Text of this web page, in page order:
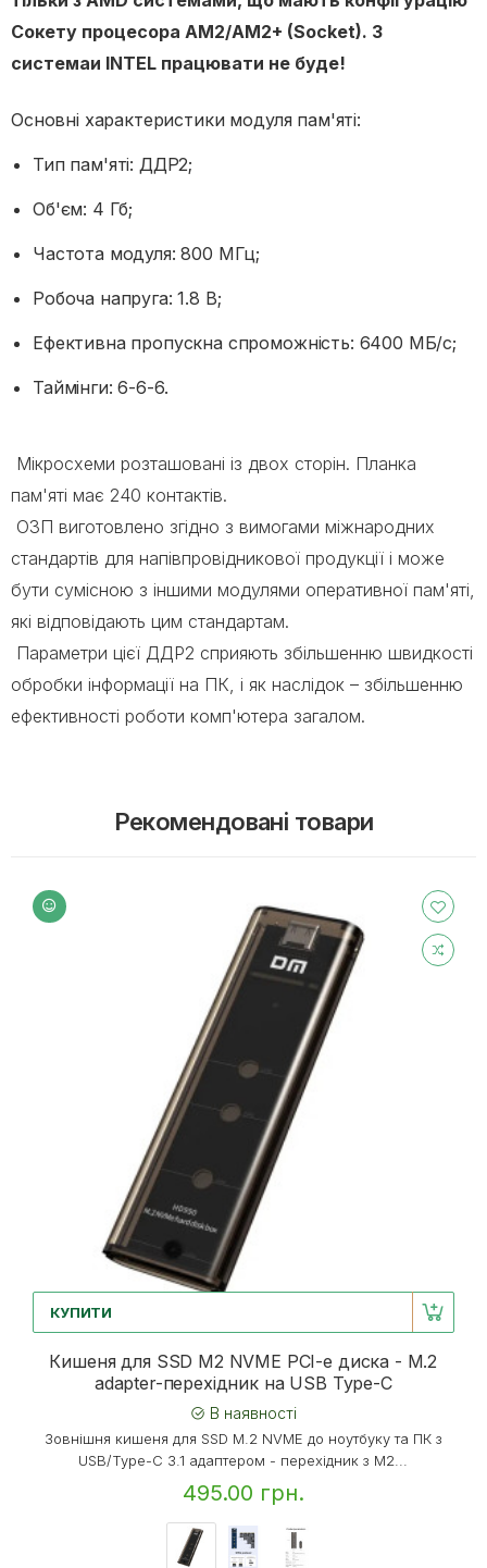
Сокету процесора AM2/AM2+ (Socket). З
системаи INTEL працювати не буде!
Основні характеристики модуля пам'яті:
Тип пам'яті: ДДР2;
Об'єм: 4 Гб;
Частота модуля: 800 МГц;
Робоча напруга: 1.8 В;
Ефективна пропускна спроможність: 6400 МБ/с;
Таймінги: 6-6-6.
Мікросхеми розташовані із двох сторін. Планка
пам'яті має 240 контактів.
ОЗП виготовлено згідно з вимогами міжнародних
стандартів для напівпровідникової продукції і може
бути сумісною з іншими модулями оперативної пам'яті,
які відповідають цим стандартам.
Параметри цієї ДДР2 сприяють збільшенню швидкості
обробки інформації на ПК, і як наслідок – збільшенню
ефективності роботи комп'ютера загалом.
Рекомендовані товари
КУПИТИ
Кишеня для SSD M2 NVME PCI-e диска - M.2
adapter-перехідник на USB Type-C
В наявності
Зовнішня кишеня для SSD M.2 NVME до ноутбуку та ПК з
USB/Type-C 3.1 адаптером - перехідник з M2...
495.00 грн.